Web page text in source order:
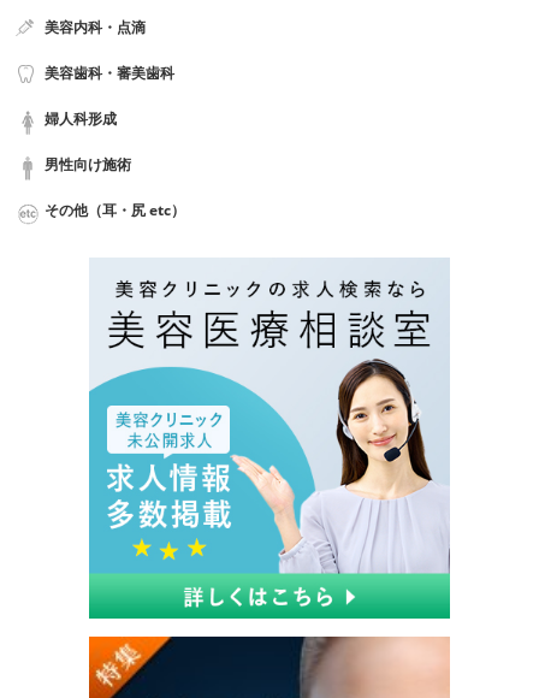
美容内科・点滴
美容歯科・審美歯科
婦人科形成
男性向け施術
その他（耳・尻 etc）